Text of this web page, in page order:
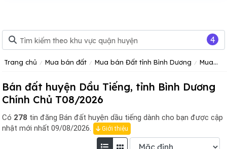
Trang chủ Mua bán đất Mua bán Đất tỉnh Bình Dương Mua bán đất huyện Dầu Tiếng
Bán đất huyện Dầu Tiếng, tỉnh Bình Dương
Chính Chủ T08/2026
Có 278 tin đăng Bán đất huyện dầu tiếng dành cho bạn được cập
nhật mới nhất 09/08/2026.
Giới thiệu
4